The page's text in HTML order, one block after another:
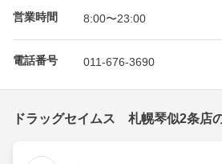
営業時間 8:00〜23:00
電話番号 011-676-3690
ドラッグセイムス 札幌琴似2条店